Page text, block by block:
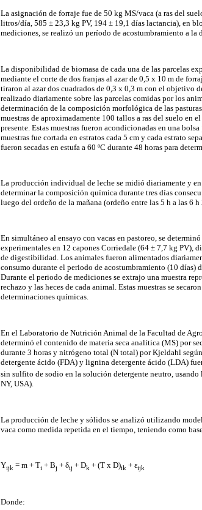
La asignación de forraje fue de 50 kg MS/vaca (a ras del
litros/día, 585 ± 23,3 kg PV, 194 ± 19,1 días lactancia), en
mediciones, se realizó un período de acostumbramiento a la
La disponibilidad de biomasa de cada una de las parcelas
mediante el corte de dos franjas al azar de 0,5 x 10 m de
tiraron al azar dos cuadrados de 0,3 x 0,3 m con el objetivo
realizado diariamente sobre las parcelas comidas por los
determinación de la composición morfológica de las
muestras de aproximadamente 100 tallos a ras del suelo en
presente. Estas muestras fueron acondicionadas en una
muestras fue cortada en estratos cada 5 cm y cada estrato
fueron secadas en estufa a 60 ºC durante 48 horas para
La producción individual de leche se midió diariamente y en
determinar la composición química durante tres días
luego del ordeño de la mañana (ordeño entre las 5 h a las 6
En simultáneo al ensayo con vacas en pastoreo, se
experimentales en 12 capones Corriedale (64 ± 7,7 kg PV),
de digestibilidad. Los animales fueron alimentados
consumo durante el periodo de acostumbramiento (10
Durante el periodo de mediciones se extrajo una muestra
rechazo y las heces de cada animal. Estas muestras se
determinaciones químicas.
En el Laboratorio de Nutrición Animal de la Facultad de
determinó el contenido de materia seca analítica (MS) por
durante 3 horas y nitrógeno total (N total) por Kjeldahl según
detergente ácido (FDA) y lignina detergente ácido (LDA)
sin sulfito de sodio en la solución detergente neutro,
NY, USA).
La producción de leche y sólidos se analizó utilizando
vaca como medida repetida en el tiempo, teniendo como
Yijk = m + Ti + Bj + δij + Dk + (T x D)ik + εijk
Donde: